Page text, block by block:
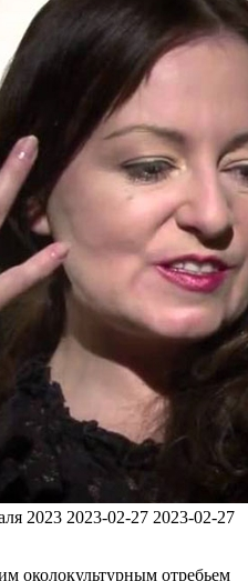
2023 2023-02-27 2023-02-27
околокультурным отребьем